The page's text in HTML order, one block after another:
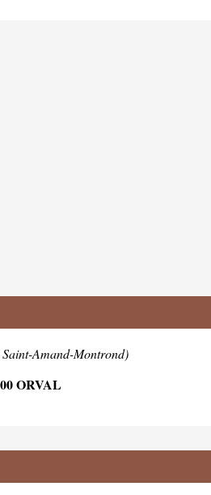
Amand-Montrond)
ORVAL